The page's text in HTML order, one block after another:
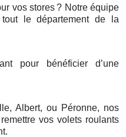
vos stores? Notre équipe
tout le département de la
pour bénéficier d’une
Albert, ou Péronne, nos
vos volets roulants